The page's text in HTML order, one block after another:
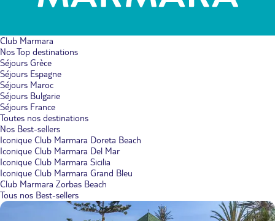
Club Marmara
Nos Top destinations
Séjours Grèce
Séjours Espagne
Séjours Maroc
Séjours Bulgarie
Séjours France
Toutes nos destinations
Nos Best-sellers
Iconique Club Marmara Doreta Beach
Iconique Club Marmara Del Mar
Iconique Club Marmara Sicilia
Iconique Club Marmara Grand Bleu
Club Marmara Zorbas Beach
Tous nos Best-sellers